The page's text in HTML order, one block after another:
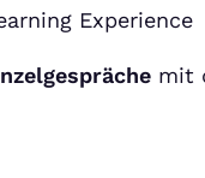
Experience
mit